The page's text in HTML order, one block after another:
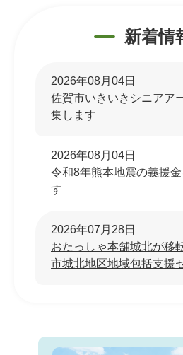
新着情
2026年08月04日
佐賀市いきいきシニアア
集します
2026年08月04日
令和8年熊本地震の義援
す
2026年07月28日
おたっしゃ本舗城北が移
市城北地区地域包括支援